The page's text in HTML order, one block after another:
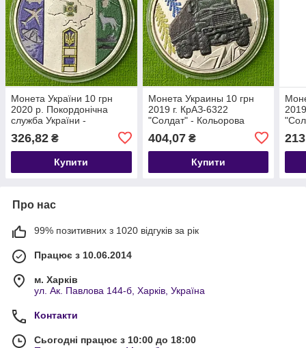
Монета України 10 грн
2020 р. Покордонічна
служба України -
326,82 ₴
Купити
Монета Украины 10 грн
2019 г. КрАЗ-6322
"Солдат" - Кольорова
404,07₴
Купити
Про нас
99% позитивних з 1020 відгуків за рік
Працює з 10.06.2014
м. Харків
ул. Ак. Павлова 144-б, Харків, Україна
Контакти
Сьогодні працює з 10:00 до 18:00